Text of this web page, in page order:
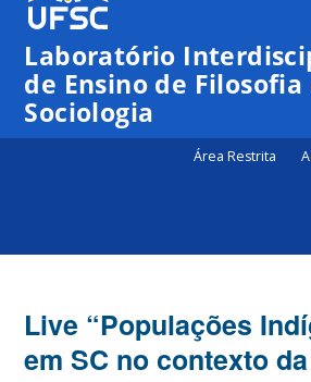
Laboratório
de Ensino de Filosofia
Sociologia
Área Restrita
Live “Populações
em SC no contexto